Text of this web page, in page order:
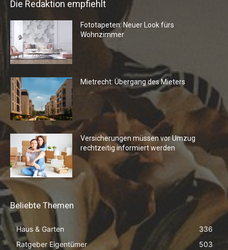
Die Redaktion empfiehlt
Fototapeten: Neuer Look fürs
Wohnzimmer
Mietrecht: Übergang des Mieters
Versicherungen müssen vor Umzug
rechtzeitig informiert werden
Beliebte Themen
Haus & Garten
336
Ratgeber Eigentümer
503